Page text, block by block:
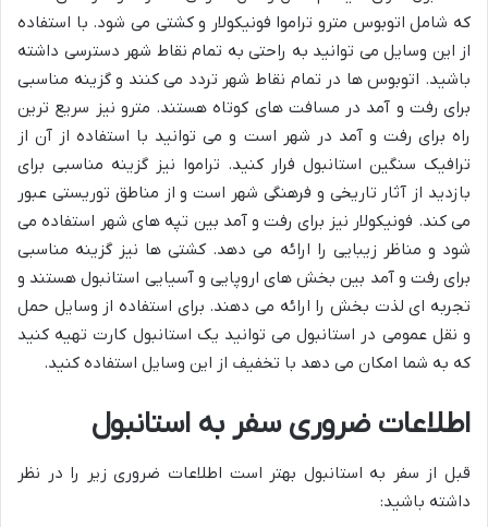
که شامل اتوبوس مترو تراموا فونیکولار و کشتی می شود. با استفاده
از این وسایل می توانید به راحتی به تمام نقاط شهر دسترسی داشته
باشید. اتوبوس ها در تمام نقاط شهر تردد می کنند و گزینه مناسبی
برای رفت و آمد در مسافت های کوتاه هستند. مترو نیز سریع ترین
راه برای رفت و آمد در شهر است و می توانید با استفاده از آن از
ترافیک سنگین استانبول فرار کنید. تراموا نیز گزینه مناسبی برای
بازدید از آثار تاریخی و فرهنگی شهر است و از مناطق توریستی عبور
می کند. فونیکولار نیز برای رفت و آمد بین تپه های شهر استفاده می
شود و مناظر زیبایی را ارائه می دهد. کشتی ها نیز گزینه مناسبی
برای رفت و آمد بین بخش های اروپایی و آسیایی استانبول هستند و
تجربه ای لذت بخش را ارائه می دهند. برای استفاده از وسایل حمل
و نقل عمومی در استانبول می توانید یک استانبول کارت تهیه کنید
که به شما امکان می دهد با تخفیف از این وسایل استفاده کنید.
اطلاعات ضروری سفر به استانبول
قبل از سفر به استانبول بهتر است اطلاعات ضروری زیر را در نظر
داشته باشید: